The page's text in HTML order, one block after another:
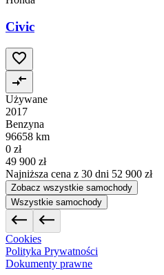
Civic
Używane
2017
Benzyna
96658 km
0 zł
49 900 zł
Najniższa cena z 30 dni 52 900 zł
Zobacz wszystkie samochody
Wszystkie samochody
Cookies
Polityka Prywatności
Dokumenty prawne